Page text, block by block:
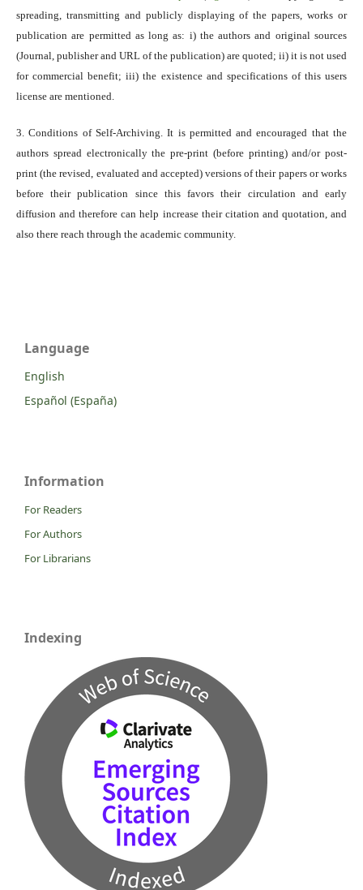
spreading, transmitting and publicly displaying of the papers, works or
publication are permitted as long as: i) the authors and original sources
(Journal, publisher and URL of the publication) are quoted; ii) it is not used
for commercial benefit; iii) the existence and specifications of this users
license are mentioned.
3. Conditions of Self-Archiving. It is permitted and encouraged that the
authors spread electronically the pre-print (before printing) and/or post-
print (the revised, evaluated and accepted) versions of their papers or works
before their publication since this favors their circulation and early
diffusion and therefore can help increase their citation and quotation, and
also there reach through the academic community.
Language
English
Español (España)
Information
For Readers
For Authors
For Librarians
Indexing